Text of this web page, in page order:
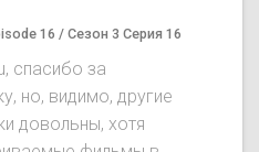
16 / Сезон 3 Серия 16
спасибо за
но, видимо, другие
довольны, хотя